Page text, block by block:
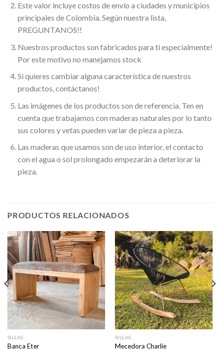
Este valor incluye costos de envío a ciudades y municipios
principales de Colombia. Según nuestra lista,
PREGUNTANOS!!
Nuestros productos son fabricados para ti especialmente!
Por este motivo no manejamos stock
Si quieres cambiar alguna característica de nuestros
productos, contáctanos!
Las imágenes de los productos son de referencia. Ten en
cuenta que trabajamos con maderas naturales por lo tanto
sus colores y vetas pueden variar de pieza a pieza.
Las maderas que usamos son de uso interior, el contacto
con el agua o sol prolongado empezarán a deteriorar la
pieza.
PRODUCTOS RELACIONADOS
SILLAS
Banca Eter
SILLAS
Mecedora Charlie